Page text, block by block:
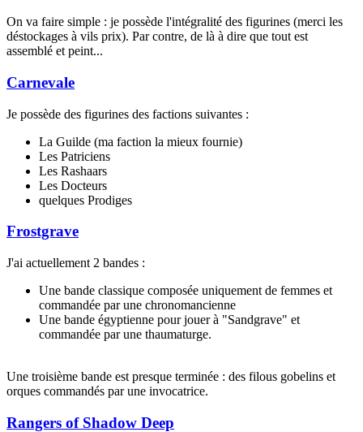
On va faire simple : je possède l'intégralité des figurines (merci les
déstockages à vils prix). Par contre, de là à dire que tout est
assemblé et peint...
Carnevale
Je possède des figurines des factions suivantes :
La Guilde (ma faction la mieux fournie)
Les Patriciens
Les Rashaars
Les Docteurs
quelques Prodiges
Frostgrave
J'ai actuellement 2 bandes :
Une bande classique composée uniquement de femmes et
commandée par une chronomancienne
Une bande égyptienne pour jouer à "Sandgrave" et
commandée par une thaumaturge.
Une troisième bande est presque terminée : des filous gobelins et
orques commandés par une invocatrice.
Rangers of Shadow Deep